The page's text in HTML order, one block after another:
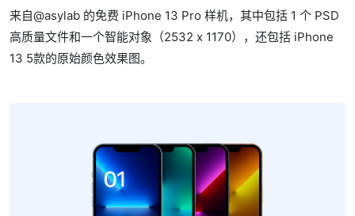
来自@asylab 的免费 iPhone 13 Pro 样机，其中包括 1 个 PSD
高质量文件和一个智能对象（2532 x 1170），还包括 iPhone
13 5款的原始颜色效果图。